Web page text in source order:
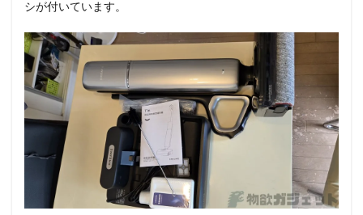
シが付いています。